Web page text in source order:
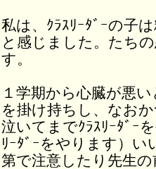
私は、ｸﾗｽﾘｰﾀﾞｰの子
と感じました。たち
す。
１学期から心臓が悪
を掛け持ちし、なお
泣いてまでｸﾗｽﾘｰﾀﾞｰ
ﾘｰﾀﾞｰをやります）い
第で注意したり先生